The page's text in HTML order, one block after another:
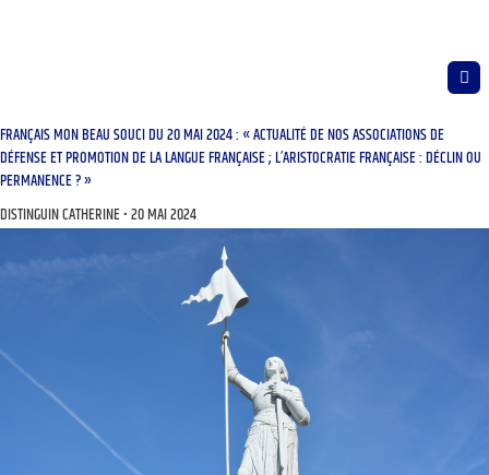
FRANÇAIS MON BEAU SOUCI DU 20 MAI 2024 : « ACTUALITÉ DE NOS ASSOCIATIONS DE
DÉFENSE ET PROMOTION DE LA LANGUE FRANÇAISE ; L’ARISTOCRATIE FRANÇAISE : DÉCLIN OU
PERMANENCE ? »
DISTINGUIN CATHERINE 20 MAI 2024